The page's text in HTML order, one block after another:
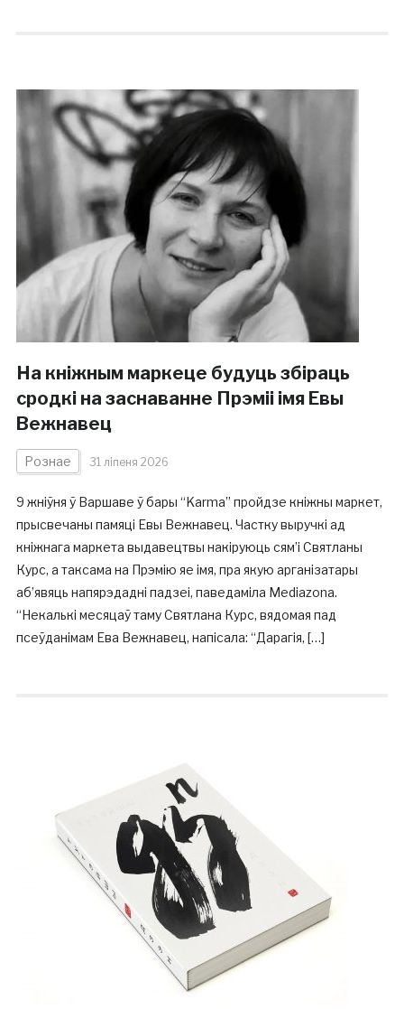
На кніжным маркеце будуць збіраць
сродкі на заснаванне Прэміі імя Евы
Вежнавец
Рознае 31 ліпеня 2026
9 жніўня ў Варшаве ў бары “Karma” пройдзе кніжны маркет,
прысвечаны памяці Евы Вежнавец. Частку выручкі ад
кніжнага маркета выдавецтвы накіруюць сям’і Святланы
Курс, а таксама на Прэмію яе імя, пра якую арганізатары
аб’явяць напярэдадні падзеі, паведаміла Mediazona.
“Некалькі месяцаў таму Святлана Курс, вядомая пад
псеўданімам Ева Вежнавец, напісала: “Дарагія, […]